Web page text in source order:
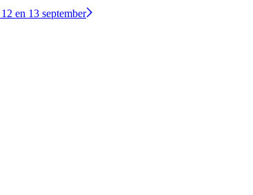
en 13 september